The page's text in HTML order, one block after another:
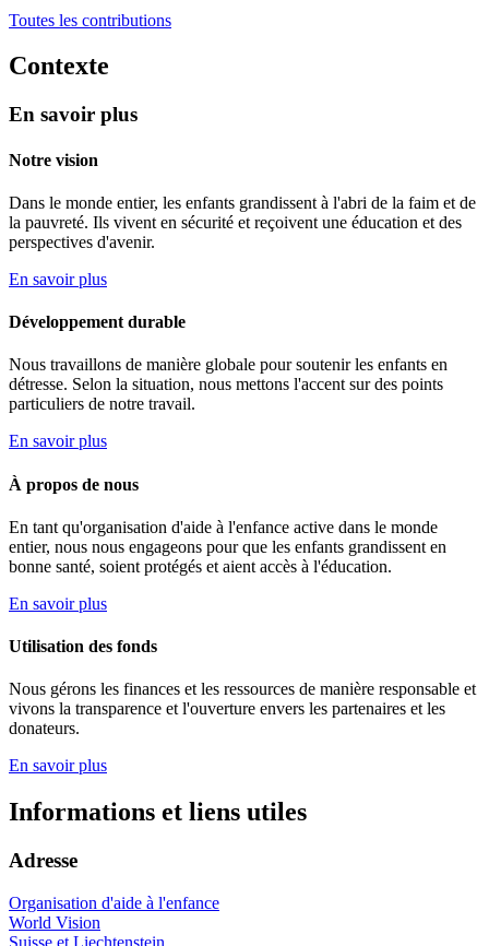
Toutes les contributions
Contexte
En savoir plus
Notre vision
Dans le monde entier, les enfants grandissent à l'abri de la faim et de
la pauvreté. Ils vivent en sécurité et reçoivent une éducation et des
perspectives d'avenir.
En savoir plus
Développement durable
Nous travaillons de manière globale pour soutenir les enfants en
détresse. Selon la situation, nous mettons l'accent sur des points
particuliers de notre travail.
En savoir plus
À propos de nous
En tant qu'organisation d'aide à l'enfance active dans le monde
entier, nous nous engageons pour que les enfants grandissent en
bonne santé, soient protégés et aient accès à l'éducation.
En savoir plus
Utilisation des fonds
Nous gérons les finances et les ressources de manière responsable et
vivons la transparence et l'ouverture envers les partenaires et les
donateurs.
En savoir plus
Informations et liens utiles
Adresse
Organisation d'aide à l'enfance
World Vision
Suisse et Liechtenstein